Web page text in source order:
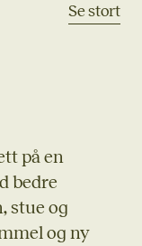
Se stort
på en
bedre
stue og
og ny